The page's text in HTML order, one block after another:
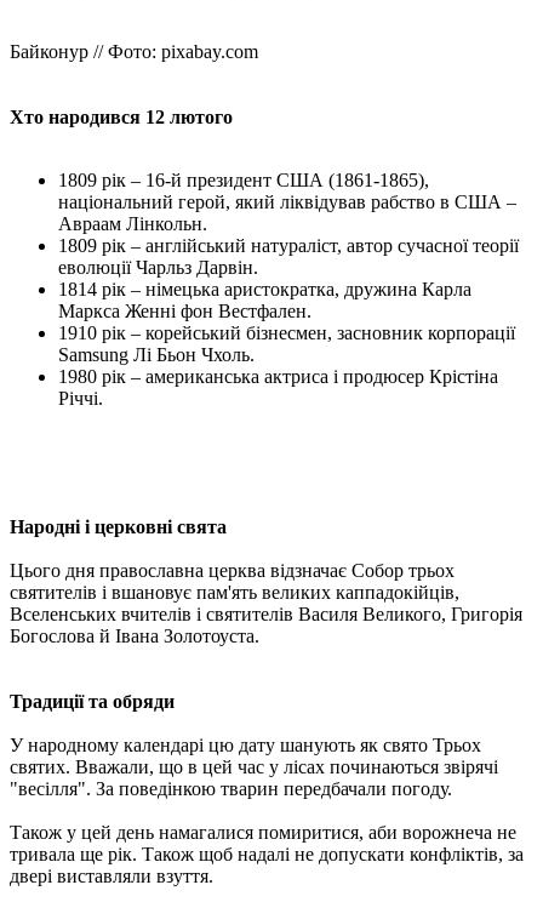
Байконур // Фото: pixabay.com
Хто народився 12 лютого
1809 рік – 16-й президент США (1861-1865),
національний герой, який ліквідував рабство в США –
Авраам Лінкольн.
1809 рік – англійський натураліст, автор сучасної теорії
еволюції Чарльз Дарвін.
1814 рік – німецька аристократка, дружина Карла
Маркса Женні фон Вестфален.
1910 рік – корейський бізнесмен, засновник корпорації
Samsung Лі Бьон Чхоль.
1980 рік – американська актриса і продюсер Крістіна
Річчі.
Народні і церковні свята
Цього дня православна церква відзначає Собор трьох
святителів і вшановує пам'ять великих каппадокійців,
Вселенських вчителів і святителів Василя Великого, Григорія
Богослова й Івана Золотоуста.
Традиції та обряди
У народному календарі цю дату шанують як свято Трьох
святих. Вважали, що в цей час у лісах починаються звірячі
"весілля". За поведінкою тварин передбачали погоду.
Також у цей день намагалися помиритися, аби ворожнеча не
тривала ще рік. Також щоб надалі не допускати конфліктів, за
двері виставляли взуття.